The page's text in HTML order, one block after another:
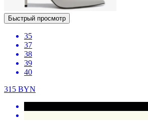
Быстрый просмотр
35
37
38
39
40
315 BYN